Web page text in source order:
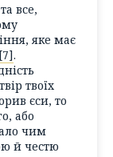
все,
яке має
[7].
твоїх
єси, то
або
чим
й честю